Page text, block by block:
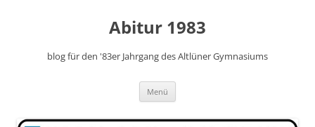
Abitur 1983
blog für den '83er Jahrgang des Altlüner Gymnasiums
Menü